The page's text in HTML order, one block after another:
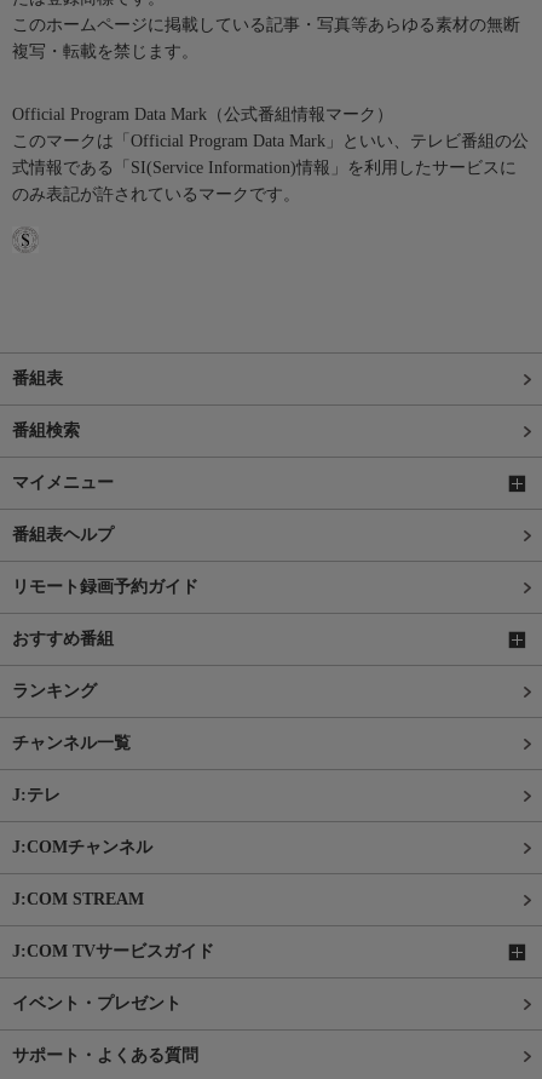
このホームページに掲載している記事・写真等あらゆる素材の無断
複写・転載を禁じます。
Official Program Data Mark（公式番組情報マーク）
このマークは「Official Program Data Mark」といい、テレビ番組の公
式情報である「SI(Service Information)情報」を利用したサービスに
のみ表記が許されているマークです。
番組表
番組検索
マイメニュー
番組表ヘルプ
リモート録画予約ガイド
おすすめ番組
ランキング
チャンネル一覧
J:テレ
J:COMチャンネル
J:COM STREAM
J:COM TVサービスガイド
イベント・プレゼント
サポート・よくある質問